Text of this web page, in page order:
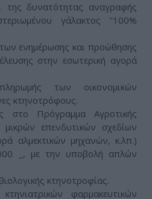
δυνατότητας αναγραφής
γάλακτος "100%
ενημέρωσης και προώθησης
στην εσωτερική αγορά
των οικονομικών
κτηνοτρόφους.
στο Πρόγραμμα Αγροτικής
επενδυτικών σχεδίων
αλμεκτικών μηχανών, κ.λπ.)
_, με την υποβολή απλών
κτηνοτροφίας.
φαρμακευτικών